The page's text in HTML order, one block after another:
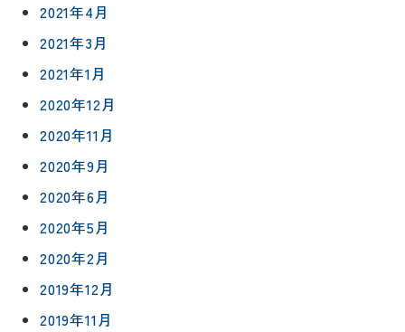
2021年4月
2021年3月
2021年1月
2020年12月
2020年11月
2020年9月
2020年6月
2020年5月
2020年2月
2019年12月
2019年11月